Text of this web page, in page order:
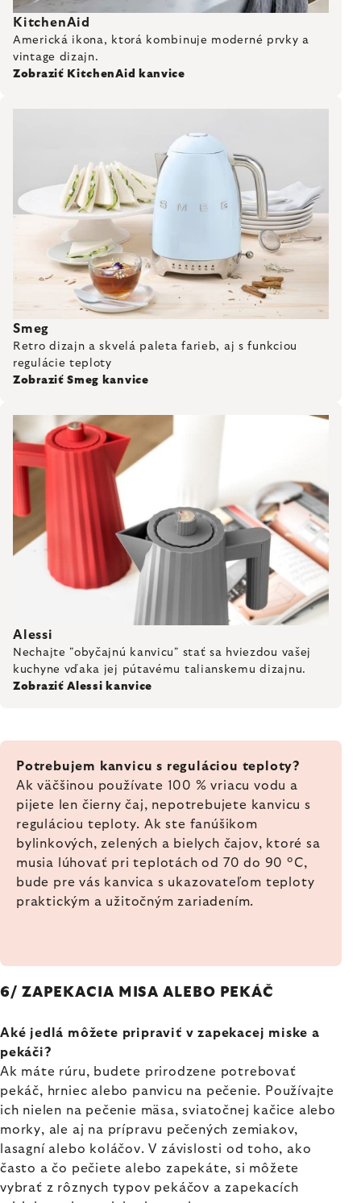
KitchenAid
Americká ikona, ktorá kombinuje moderné prvky a
vintage dizajn.
Zobraziť KitchenAid kanvice
Smeg
Retro dizajn a skvelá paleta farieb, aj s funkciou
regulácie teploty
Zobraziť Smeg kanvice
Alessi
Nechajte "obyčajnú kanvicu" stať sa hviezdou vašej
kuchyne vďaka jej pútavému talianskemu dizajnu.
Zobraziť Alessi kanvice
Potrebujem kanvicu s reguláciou teploty?
Ak väčšinou používate 100 % vriacu vodu a
pijete len čierny čaj, nepotrebujete kanvicu s
reguláciou teploty. Ak ste fanúšikom
bylinkových, zelených a bielych čajov, ktoré sa
musia lúhovať pri teplotách od 70 do 90 °C,
bude pre vás kanvica s ukazovateľom teploty
praktickým a užitočným zariadením.
6/ ZAPEKACIA MISA ALEBO PEKÁČ
Aké jedlá môžete pripraviť v zapekacej miske a
pekáči?
Ak máte rúru, budete prirodzene potrebovať
pekáč, hrniec alebo panvicu na pečenie. Používajte
ich nielen na pečenie mäsa, sviatočnej kačice alebo
morky, ale aj na prípravu pečených zemiakov,
lasagní alebo koláčov. V závislosti od toho, ako
často a čo pečiete alebo zapekáte, si môžete
vybrať z rôznych typov pekáčov a zapekacích